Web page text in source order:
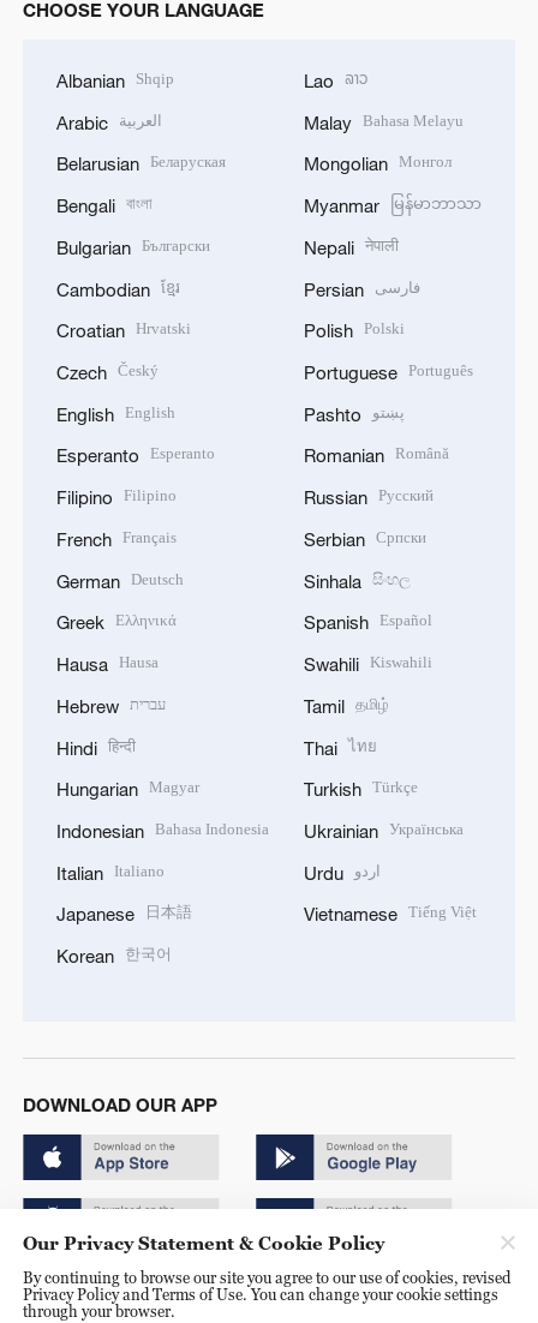
CHOOSE YOUR LANGUAGE
Albanian Shqip
Arabic العربية
Belarusian Беларуская
Bengali বাংলা
Bulgarian Български
Cambodian ខ្មែរ
Croatian Hrvatski
Czech Český
English English
Esperanto Esperanto
Filipino Filipino
French Français
German Deutsch
Greek Ελληνικά
Hausa Hausa
Hebrew עברית
Hindi हिन्दी
Hungarian Magyar
Indonesian Bahasa Indonesia
Italian Italiano
Japanese 日本語
Korean 한국어
Lao ລາວ
Malay Bahasa Melayu
Mongolian Монгол
Myanmar မြန်မာဘာသာ
Nepali नेपाली
Persian فارسی
Polish Polski
Portuguese Português
Pashto پښتو
Romanian Română
Russian Русский
Serbian Српски
Sinhala සිංහල
Spanish Español
Swahili Kiswahili
Tamil தமிழ்
Thai ไทย
Turkish Türkçe
Ukrainian Українська
Urdu اردو
Vietnamese Tiếng Việt
DOWNLOAD OUR APP
Copyright © 2024 CGTN.
Our Privacy Statement & Cookie Policy
By continuing to browse our site you agree to our use of cookies, revised
Privacy Policy and Terms of Use. You can change your cookie settings
through your browser.